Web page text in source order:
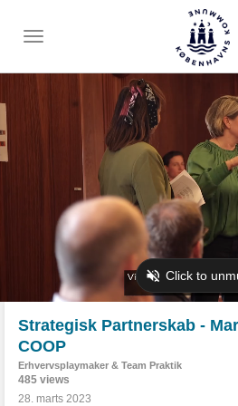
Toggle
Strategisk Partnerskab -
COOP
Erhvervsplaymaker & Team Praktik
485 views
28. marts 2023